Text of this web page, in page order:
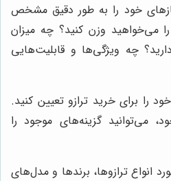
خود را به طور دقیق مشخص
می‌خواهید وزن کنید؟ چه میزان
چه ویژگی‌ها و قابلیت‌هایی
را برای خرید ترازو تعیین کنید.
می‌توانید گزینه‌های موجود را
انواع ترازوها، برندها و مدل‌های